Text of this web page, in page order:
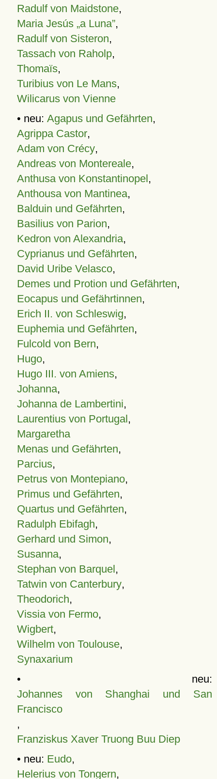
Radulf von Maidstone,
Maria Jesús „a Luna”,
Radulf von Sisteron,
Tassach von Raholp,
Thomaïs,
Turibius von Le Mans,
Wilicarus von Vienne
• neu: Agapus und Gefährten,
Agrippa Castor,
Adam von Crécy,
Andreas von Montereale,
Anthusa von Konstantinopel,
Anthousa von Mantinea,
Balduin und Gefährten,
Basilius von Parion,
Kedron von Alexandria,
Cyprianus und Gefährten,
David Uribe Velasco,
Demes und Protion und Gefährten,
Eocapus und Gefährtinnen,
Erich II. von Schleswig,
Euphemia und Gefährten,
Fulcold von Bern,
Hugo,
Hugo III. von Amiens,
Johanna,
Johanna de Lambertini,
Laurentius von Portugal,
Margaretha
Menas und Gefährten,
Parcius,
Petrus von Montepiano,
Primus und Gefährten,
Quartus und Gefährten,
Radulph Ebifagh,
Gerhard und Simon,
Susanna,
Stephan von Barquel,
Tatwin von Canterbury,
Theodorich,
Vissia von Fermo,
Wigbert,
Wilhelm von Toulouse,
Synaxarium
• neu:
Johannes von Shanghai und San
Francisco
,
Franziskus Xaver Truong Buu Diep
• neu: Eudo,
Helerius von Tongern,